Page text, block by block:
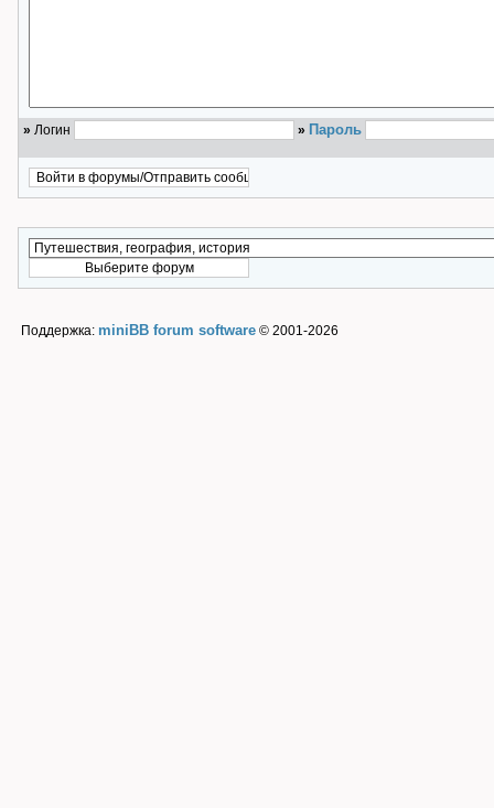
» Логин » Пароль
Поддержка: miniBB forum software © 2001-2026